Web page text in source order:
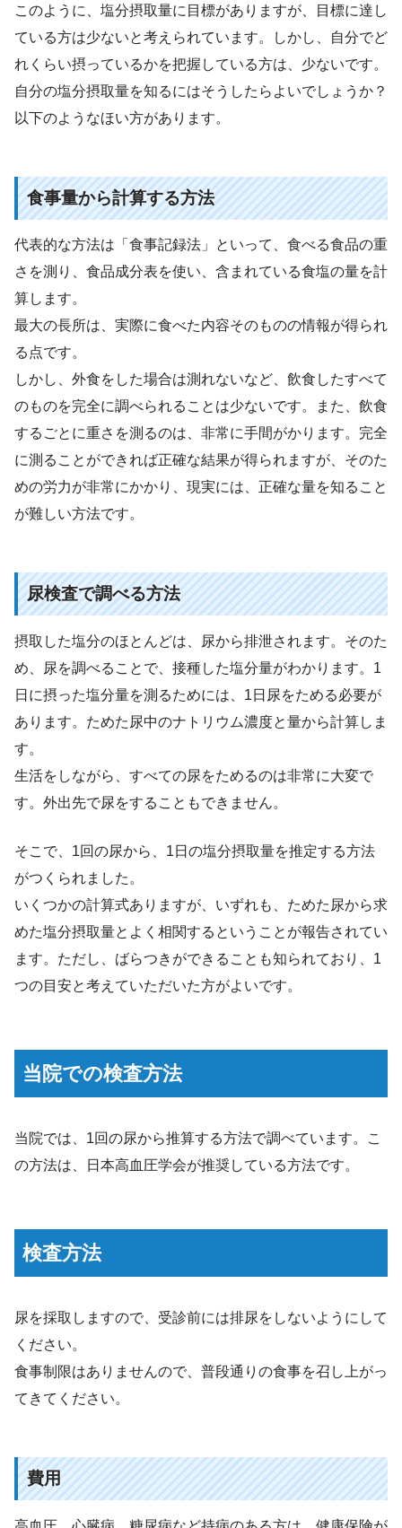
このように、塩分摂取量に目標がありますが、目標に達し
ている方は少ないと考えられています。しかし、自分でど
れくらい摂っているかを把握している方は、少ないです。
自分の塩分摂取量を知るにはそうしたらよいでしょうか？
以下のようなほい方があります。
食事量から計算する方法
代表的な方法は「食事記録法」といって、食べる食品の重
さを測り、食品成分表を使い、含まれている食塩の量を計
算します。
最大の長所は、実際に食べた内容そのものの情報が得られ
る点です。
しかし、外食をした場合は測れないなど、飲食したすべて
のものを完全に調べられることは少ないです。また、飲食
するごとに重さを測るのは、非常に手間がかります。完全
に測ることができれば正確な結果が得られますが、そのた
めの労力が非常にかかり、現実には、正確な量を知ること
が難しい方法です。
尿検査で調べる方法
摂取した塩分のほとんどは、尿から排泄されます。そのた
め、尿を調べることで、接種した塩分量がわかります。1
日に摂った塩分量を測るためには、1日尿をためる必要が
あります。ためた尿中のナトリウム濃度と量から計算しま
す。
生活をしながら、すべての尿をためるのは非常に大変で
す。外出先で尿をすることもできません。
そこで、1回の尿から、1日の塩分摂取量を推定する方法
がつくられました。
いくつかの計算式ありますが、いずれも、ためた尿から求
めた塩分摂取量とよく相関するということが報告されてい
ます。ただし、ばらつきができることも知られており、1
つの目安と考えていただいた方がよいです。
当院での検査方法
当院では、1回の尿から推算する方法で調べています。こ
の方法は、日本高血圧学会が推奨している方法です。
検査方法
尿を採取しますので、受診前には排尿をしないようにして
ください。
食事制限はありませんので、普段通りの食事を召し上がっ
てきてください。
費用